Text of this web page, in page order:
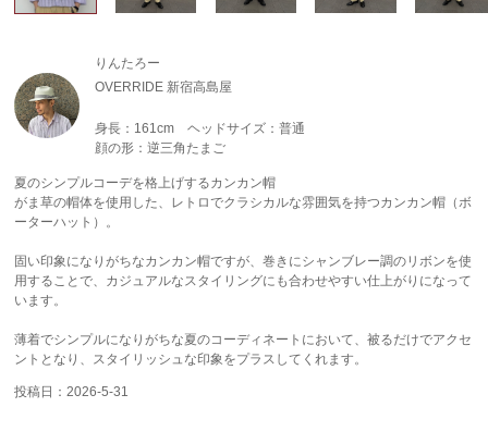
りんたろー
OVERRIDE 新宿高島屋
身長：161cm ヘッドサイズ：普通
顔の形：逆三角たまご
夏のシンプルコーデを格上げするカンカン帽
がま草の帽体を使用した、レトロでクラシカルな雰囲気を持つカンカン帽（ボ
ーターハット）。
固い印象になりがちなカンカン帽ですが、巻きにシャンブレー調のリボンを使
用することで、カジュアルなスタイリングにも合わせやすい仕上がりになって
います。
薄着でシンプルになりがちな夏のコーディネートにおいて、被るだけでアクセ
ントとなり、スタイリッシュな印象をプラスしてくれます。
投稿日：2026-5-31